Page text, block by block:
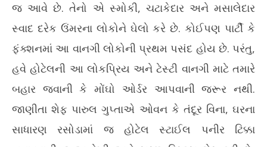
તંદૂર કે ઓવન વગર ઘરે જ બનાવો રેસ્ટોરન્ટ સ્ટાઇલ સ્મોકી પનીર ટિક્કા
19,
2026
જ આવે છે. તેનો એ સ્મોકી, ચટાકેદાર અને મસાલેદાર
સ્વાદ દરેક ઉંમરના લોકોને ઘેલો કરે છે. કોઈપણ પાર્ટી કે
ફંક્શનમાં આ વાનગી લોકોની પ્રથમ પસંદ હોય છે. પરંતુ,
હવે હોટેલની આ લોકપ્રિય અને ટેસ્ટી વાનગી માટે તમારે
બહાર જવાની કે મોંઘો ઓર્ડર આપવાની જરૂર નથી.
જાણીતા શેફ પારુલ ગુપ્તાએ ઓવન કે તંદૂર વિના, ઘરના
સાધારણ રસોડામાં જ હોટેલ સ્ટાઈલ પનીર ટિક્કા